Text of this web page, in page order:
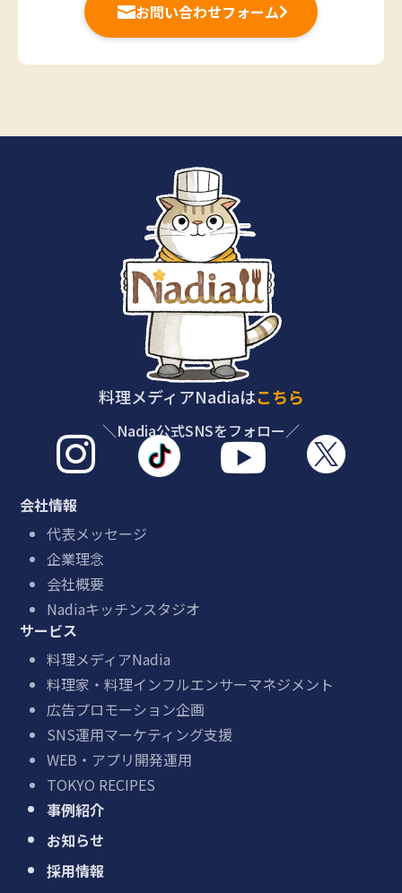
お問い合わせフォーム
料理メディアNadiaはこちら
＼Nadia公式SNSをフォロー／
  
会社情報
代表メッセージ
企業理念
会社概要
Nadiaキッチンスタジオ
サービス
料理メディアNadia
料理家・料理インフルエンサーマネジメント
広告プロモーション企画
SNS運用マーケティング支援
WEB・アプリ開発運用
TOKYO RECIPES
事例紹介
お知らせ
採用情報